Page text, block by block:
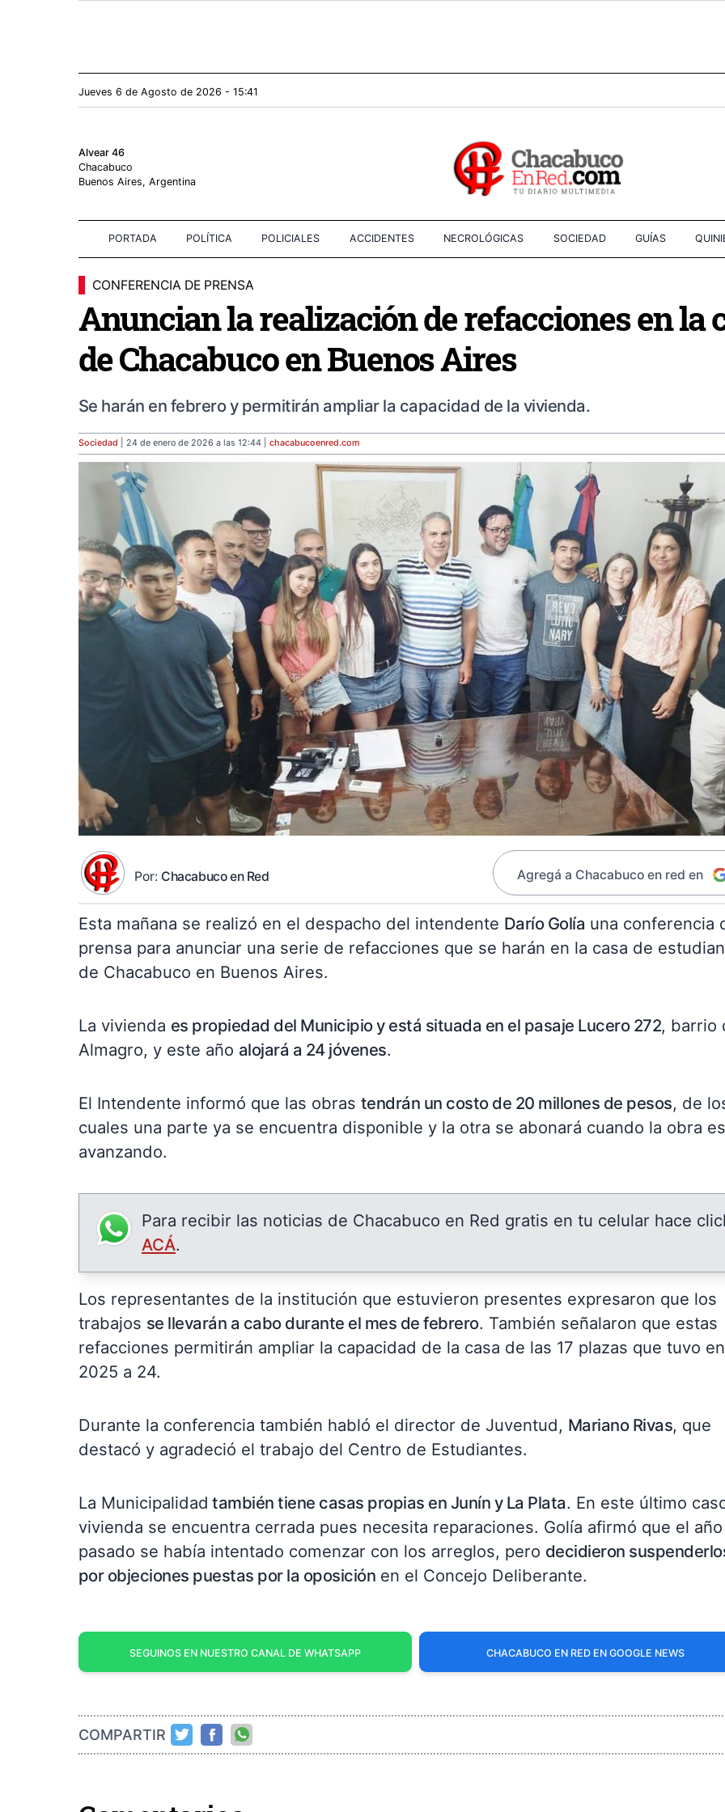
Jueves 6 de Agosto de 2026 - 15:41
Alvear 46
Chacabuco
Buenos Aires, Argentina
PORTADA POLÍTICA POLICIALES ACCIDENTES NECROLÓGICAS SOCIEDAD GUÍAS
CONFERENCIA DE PRENSA
Anuncian la realización de refacciones en la
de Chacabuco en Buenos Aires
Se harán en febrero y permitirán ampliar la capacidad de la vivienda.
Sociedad | 24 de enero de 2026 a las 12:44 | chacabucoenred.com
Por: Chacabuco en Red Agregá a Chacabuco en red en
Esta mañana se realizó en el despacho del intendente Darío Golía una conferencia
prensa para anunciar una serie de refacciones que se harán en la casa de
de Chacabuco en Buenos Aires.
La vivienda es propiedad del Municipio y está situada en el pasaje Lucero 272, barrio
Almagro, y este año alojará a 24 jóvenes.
El Intendente informó que las obras tendrán un costo de 20 millones de pesos, de
cuales una parte ya se encuentra disponible y la otra se abonará cuando la obra
avanzando.
Para recibir las noticias de Chacabuco en Red gratis en tu celular hace
ACÁ.
Los representantes de la institución que estuvieron presentes expresaron que los
trabajos se llevarán a cabo durante el mes de febrero. También señalaron que estas
refacciones permitirán ampliar la capacidad de la casa de las 17 plazas que tuvo en
2025 a 24.
Durante la conferencia también habló el director de Juventud, Mariano Rivas, que
destacó y agradeció el trabajo del Centro de Estudiantes.
La Municipalidad también tiene casas propias en Junín y La Plata. En este último
vivienda se encuentra cerrada pues necesita reparaciones. Golía afirmó que el año
pasado se había intentado comenzar con los arreglos, pero decidieron
por objeciones puestas por la oposición en el Concejo Deliberante.
SEGUINOS EN NUESTRO CANAL DE WHATSAPP CHACABUCO EN RED EN GOOGLE NEWS
COMPARTIR